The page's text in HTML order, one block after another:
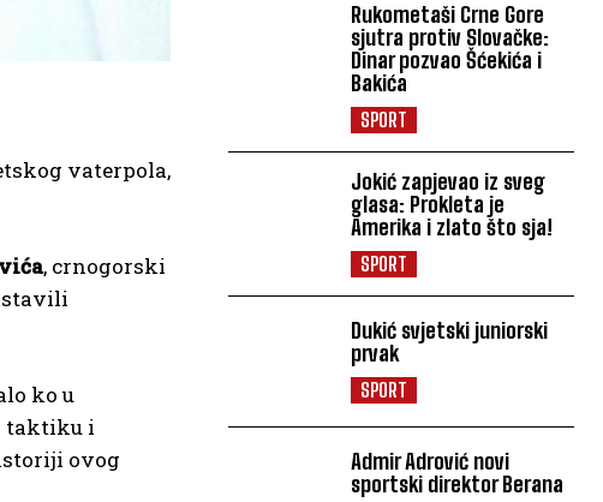
Rukometaši Crne Gore
sjutra protiv Slovačke:
Dinar pozvao Šćekića i
Bakića
SPORT
Jokić zapjevao iz sveg
glasa: Prokleta je
Amerika i zlato što sja!
SPORT
Dukić svjetski juniorski
prvak
SPORT
Admir Adrović novi
sportski direktor Berana
vaterpola,
, crnogorski
ko u
taktiku i
ovog